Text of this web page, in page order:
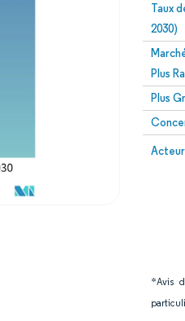
Taux
2030)
Plus
Plus
*Avis
Image
Intelligence. La réutilisation nécessite une